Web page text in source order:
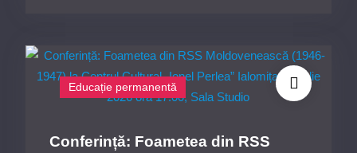
Doilea
Educație permanentă
Conferință: Foametea din RSS